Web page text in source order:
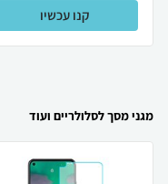
קנו עכשיו
מגני מסך לסלולריים ועוד